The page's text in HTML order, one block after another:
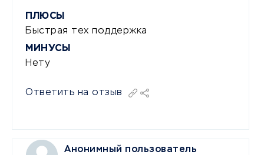
ПЛЮСЫ
Быстрая тех поддержка
МИНУСЫ
Нету
Ответить на отзыв
Анонимный пользователь